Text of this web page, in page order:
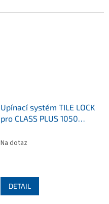
Upínací systém TILE LOCK
pro CLASS PLUS 1050
Na dotaz
DETAIL